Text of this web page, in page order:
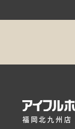
福岡北九州店